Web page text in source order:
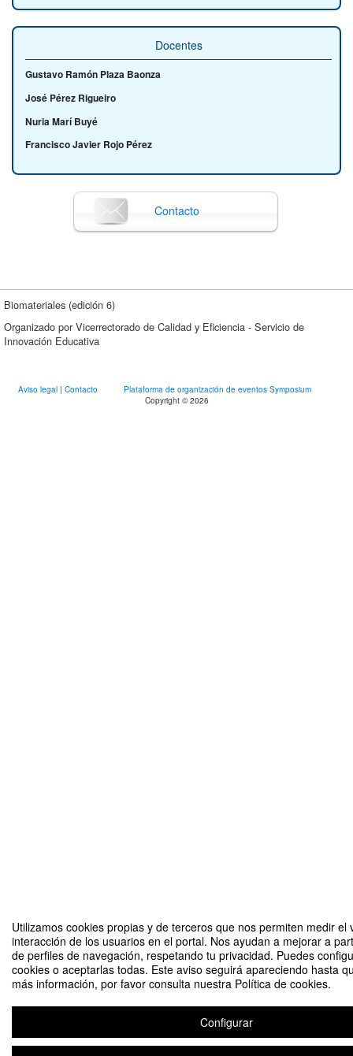
Utilizamos cookies propias y de terceros que nos permiten medir el
interacción de los usuarios en el portal. Nos ayudan a mejorar a
de perfiles de navegación, respetando tu privacidad. Puedes
cookies o aceptarlas todas. Este aviso seguirá apareciendo hasta
más información, por favor consulta nuestra Política de cookies.
Configurar
Docentes
Gustavo Ramón Plaza Baonza
José Pérez Rigueiro
Nuria Marí Buyé
Francisco Javier Rojo Pérez
Contacto
Biomateriales (edición 6)
Organizado por Vicerrectorado de Calidad y Eficiencia - Servicio de
Innovación Educativa
Aviso legal | Contacto
Plataforma de organización de eventos Symposium
Copyright © 2026